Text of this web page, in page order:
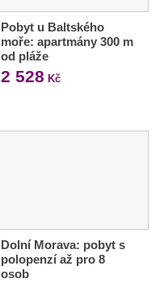
Pobyt u Baltského
moře: apartmány 300 m
od pláže
2 528 Kč
Dolní Morava: pobyt s
polopenzí až pro 8
osob